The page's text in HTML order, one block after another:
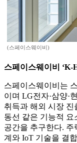
(스페이스웨이비)
스페이스웨이비 ‘K-
스페이스웨이비는
이며 LG전자·삼양·
취득과 해외 시장 진
동선 같은 기능적 요
공간을 추구한다. 주
계와 IoT 기술을 결